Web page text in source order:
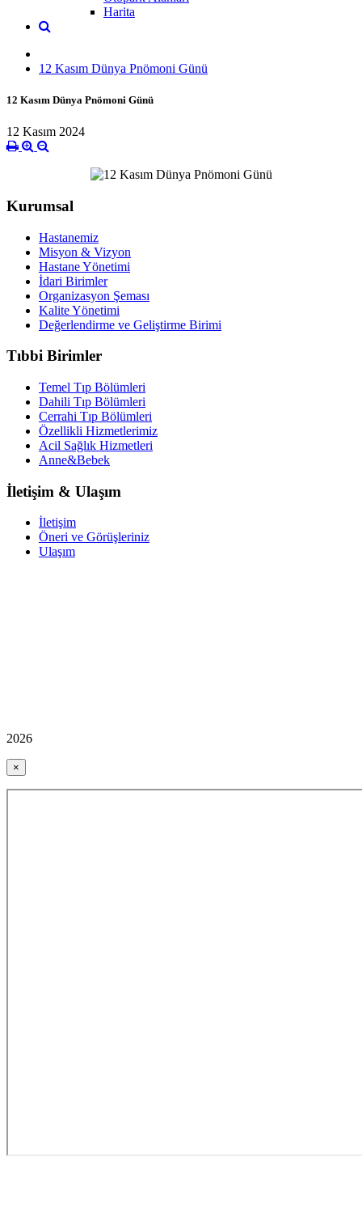
Harita
12 Kasım Dünya Pnömoni Günü
12 Kasım Dünya Pnömoni Günü
12 Kasım 2024
Kurumsal
Hastanemiz
Misyon & Vizyon
Hastane Yönetimi
İdari Birimler
Organizasyon Şeması
Kalite Yönetimi
Değerlendirme ve Geliştirme Birimi
Tıbbi Birimler
Temel Tıp Bölümleri
Dahili Tıp Bölümleri
Cerrahi Tıp Bölümleri
Özellikli Hizmetlerimiz
Acil Sağlık Hizmetleri
Anne&Bebek
İletişim & Ulaşım
İletişim
Öneri ve Görüşleriniz
Ulaşım
2026
×